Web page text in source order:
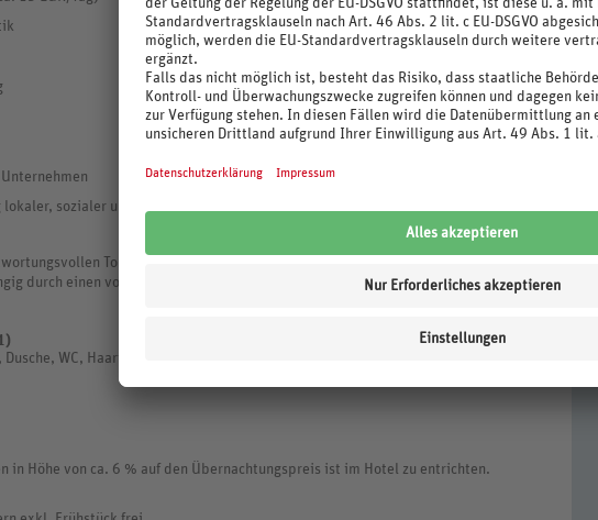
lokaler, sozialer und kultureller Projekte
Tourismus. Auch dieses Hotel möchte Ihren Urlaub nachhaltiger
durch einen vom Global Sustainable Tourism Council anerkannten Standard
WC, Haartrockner, Klimaanlage, TV, WLAN
in Höhe von ca. 6 % auf den Übernachtungspreis ist im Hotel zu entrichten.